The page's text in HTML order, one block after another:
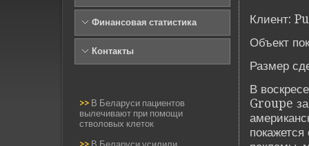
Финансовая статистика
Контакты
>> В Беларуси пациентов
вылечивают при помощи
стволовых клеток
Клиент:
Объект
Размер
В
Groupe